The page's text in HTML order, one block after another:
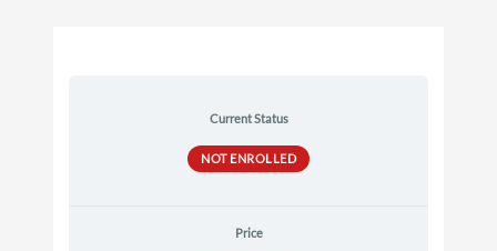
Current Status
NOT ENROLLED
Price